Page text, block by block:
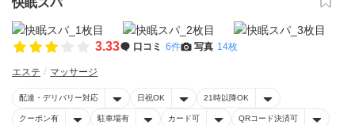
快眠スパ
3.33 口コミ 6件 写真 14枚
エステ マッサージ
配達・デリバリー対応 日祝OK 21時以降OK
クーポン有 駐車場有 カード可 QRコード決済可